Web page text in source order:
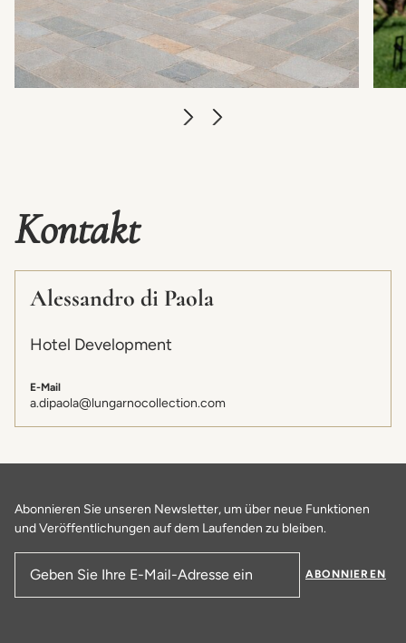
Kontakt
Alessandro di Paola
Hotel Development
E-Mail
a.dipaola@lungarnocollection.com
Abonnieren Sie unseren Newsletter, um über neue Funktionen
und Veröffentlichungen auf dem Laufenden zu bleiben.
E-Mail-Adresse
ABONNIEREN